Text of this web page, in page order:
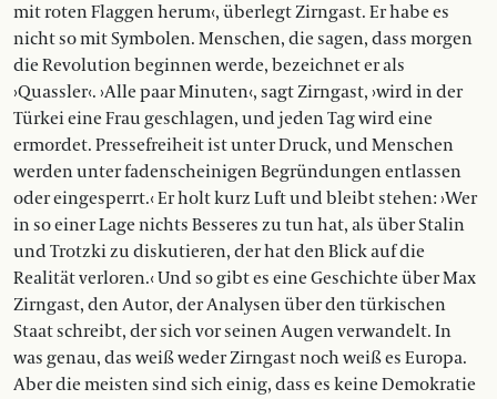
mit roten Flaggen herum‹, überlegt Zirngast. Er habe es
nicht so mit Symbolen. Menschen, die sagen, dass morgen
die Revolution beginnen werde, bezeichnet er als
›Quassler‹. ›Alle paar Minuten‹, sagt Zirngast, ›wird in der
Türkei eine Frau geschlagen, und jeden Tag wird eine
ermordet. Pressefreiheit ist unter Druck, und Menschen
werden unter fadenscheinigen Begründungen entlassen
oder eingesperrt.‹ Er holt kurz Luft und bleibt stehen: ›Wer
in so einer Lage nichts Besseres zu tun hat, als über Stalin
und Trotzki zu diskutieren, der hat den Blick auf die
Realität verloren.‹ Und so gibt es eine Geschichte über Max
Zirngast, den Autor, der Analysen über den türkischen
Staat schreibt, der sich vor seinen Augen verwandelt. In
was genau, das weiß weder Zirngast noch weiß es Europa.
Aber die meisten sind sich einig, dass es keine Demokratie